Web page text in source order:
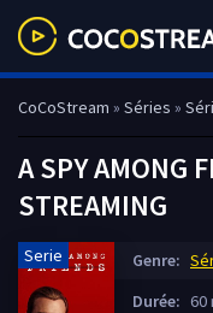
CoCoStream » Séries »
A SPY AMONG
STREAMING
Serie Genre:
Durée: 60